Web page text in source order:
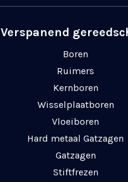
Verspanend
Boren
Ruimers
Kernboren
Wisselplaatboren
Vloeiboren
Hard metaal Gatzagen
Gatzagen
Stiftfrezen